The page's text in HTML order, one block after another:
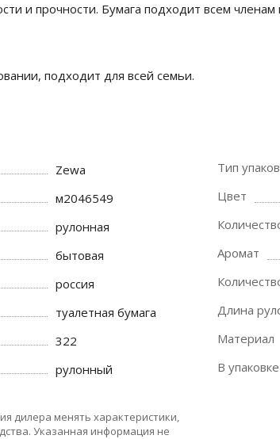
и прочности. Бумага подходит всем
подходит для всей семьи.
Zewa
м2046549
рулонная
бытовая
россия
туалетная бумага
322
рулонный
Тип
Цвет
Аромат
Длина
Материал
В упаковке
дилера менять характеристики,
Указанная информация не